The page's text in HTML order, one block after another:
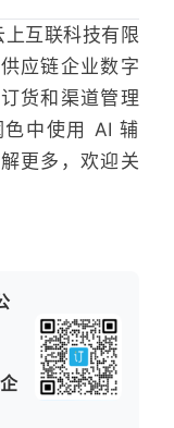
互联科技有限
应链企业数字
货和渠道管理
中使用 AI 辅
更多，欢迎关